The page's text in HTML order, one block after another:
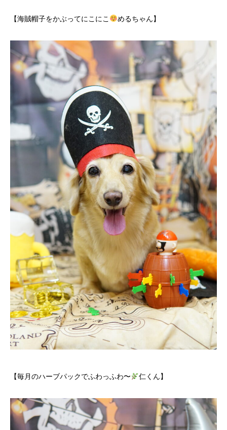
【海賊帽子をかぶってにこにこ めるちゃん】
【毎月のハーブパックでふわっふわ〜 仁くん】